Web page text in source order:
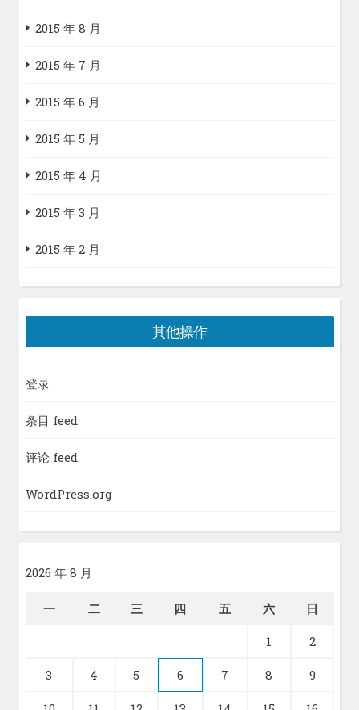
2015 年 8 月
2015 年 7 月
2015 年 6 月
2015 年 5 月
2015 年 4 月
2015 年 3 月
2015 年 2 月
其他操作
登录
条目 feed
评论 feed
WordPress.org
2026 年 8 月
一 二 三 四 五 六 日
1 2
3 4 5 6 7 8 9